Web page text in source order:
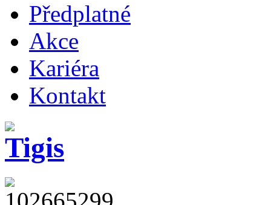
Předplatné
Akce
Kariéra
Kontakt